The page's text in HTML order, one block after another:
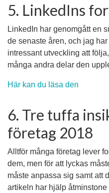
5. LinkedIns
LinkedIn har genomgått en
de senaste åren, och jag
intressant utveckling att
många andra delar den
Här kan du läsa den
6. Tre tuffa
företag 2018
Alltför många företag lever
dem, men för att lyckas
måste anpassa sig samt att
artikeln har hjälp